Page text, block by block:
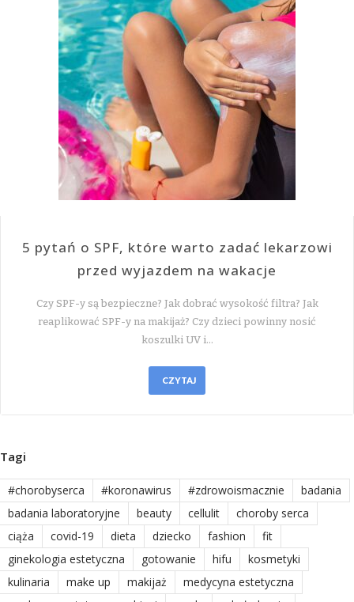
5 pytań o SPF, które warto zadać lekarzowi
przed wyjazdem na wakacje
Czy SPF-y są bezpieczne? Jak dobrać wysokość filtra? Jak
reaplikować SPF-y na makijaż? Czy dzieci powinny nosić
koszulki UV i…
CZYTAJ
Tagi
#chorobyserca #koronawirus #zdrowoismacznie
badania
badania laboratoryjne
beauty cellulit
choroby serca
ciąża
covid-19 dieta dziecko fashion
fit
ginekologia estetyczna
gotowanie hifu
kosmetyki
kulinaria
make up makijaż
medycyna estetyczna